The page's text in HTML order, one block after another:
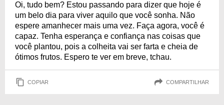
Oi, tudo bem? Estou passando para dizer que hoje é
um belo dia para viver aquilo que você sonha. Não
espere amanhecer mais uma vez. Faça agora, você é
capaz. Tenha esperança e confiança nas coisas que
você plantou, pois a colheita vai ser farta e cheia de
ótimos frutos. Espero te ver em breve, tchau.
COPIAR COMPARTILHAR